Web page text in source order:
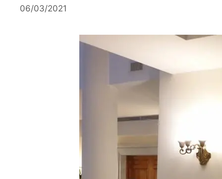
06/03/2021